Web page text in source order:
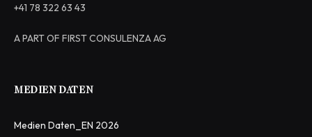
+41 78 322 63 43
A PART OF FIRST CONSULENZA AG
MEDIEN DATEN
Medien Daten_EN 2026